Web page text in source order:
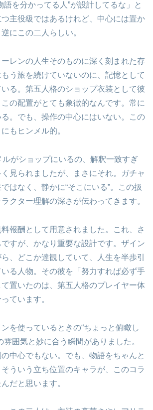
語を分かってる人”が設計してるな」と
主役級ではあるけれど、中心には置か
にこの二人らしい。
レンの人生そのものに深く刻まれた存
う旅を続けていないのに、記憶として
る。第五人格のショップ衣装として彼
の配置がとても象徴的なんです。常に
。でも、操作の中心にはいない。この
もヒンメル的。
がショップにいるの、解釈一致すぎ
見られましたが、まさにそれ。ガチャ
はなく、静かに“そこにいる”。この扱
クター理解の深さが伝わってきます。
報酬として用意されました。これ、さ
すが、かなり重要な設計です。ザイン
、どこか達観していて、人生を半歩引
る人物。その彼を「努力すれば必ず手
置いたのは、第五人格のプレイヤー体
ています。
を使っているときの“ちょっと俯瞰し
雰囲気と妙に合う瞬間がありました。
中心でもない。でも、物語をちゃんと
ういう立ち位置のキャラが、このコラ
だと思います。